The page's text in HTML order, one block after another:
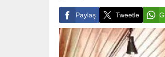
Paylaş Tweetle